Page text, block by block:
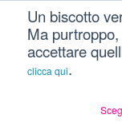
Un biscotto
Ma
accettare
clicca qui.